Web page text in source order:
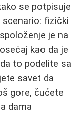
se potpisuje
scenario: fizički
je na
kao da je
to podelite sa
savet da
gore, čućete
dama